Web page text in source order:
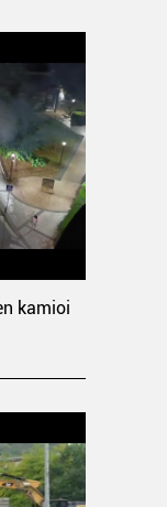
kamioi